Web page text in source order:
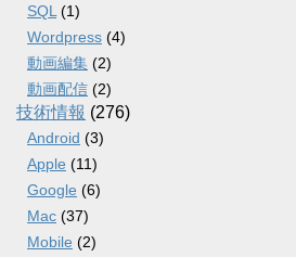
SQL (1)
Wordpress (4)
動画編集 (2)
動画配信 (2)
技術情報 (276)
Android (3)
Apple (11)
Google (6)
Mac (37)
Mobile (2)